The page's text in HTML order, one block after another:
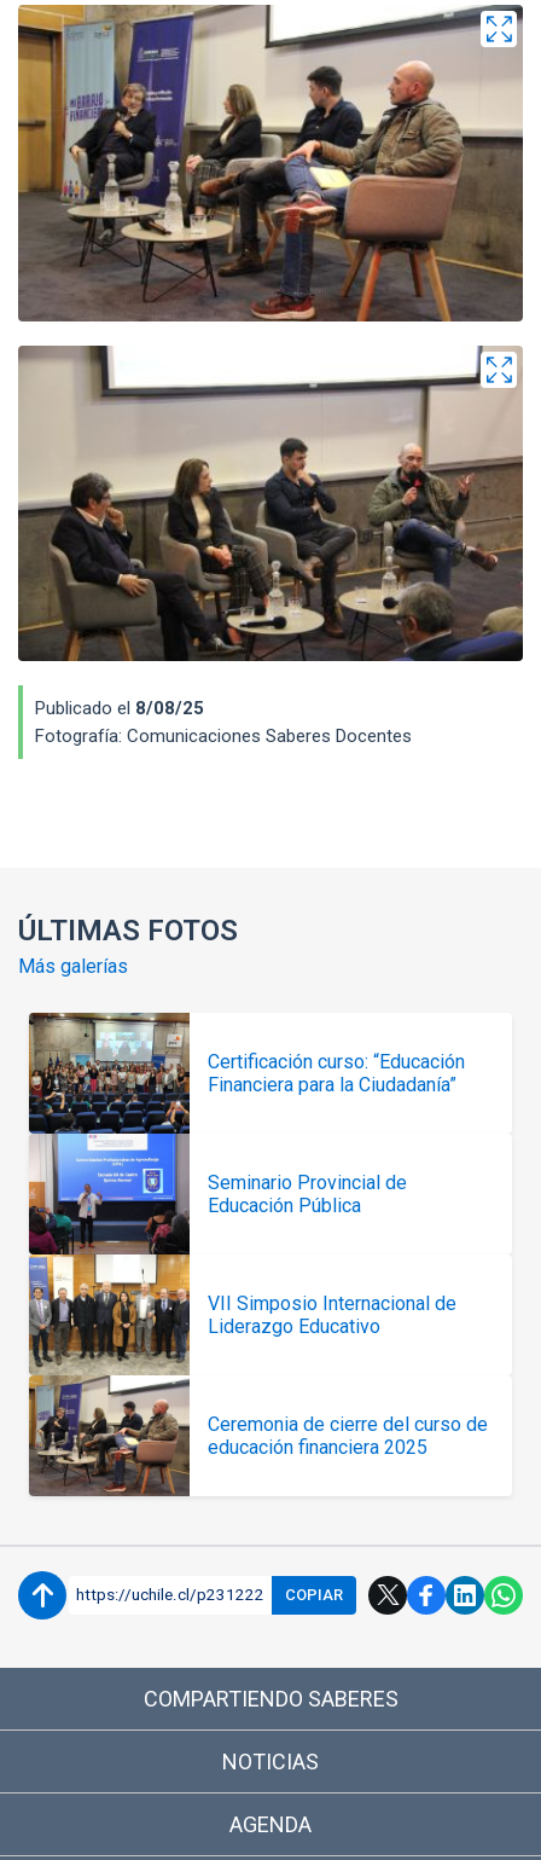
Zoom
Zoom
Publicado el 8/08/25
Fotografía: Comunicaciones Saberes Docentes
ÚLTIMAS FOTOS
Más galerías
Certificación curso: “Educación
Financiera para la Ciudadanía”
Seminario Provincial de
Educación Pública
VII Simposio Internacional de
Liderazgo Educativo
Ceremonia de cierre del curso de
educación financiera 2025
https://uchile.cl/p231222 COPIAR
COMPARTIENDO SABERES
NOTICIAS
AGENDA